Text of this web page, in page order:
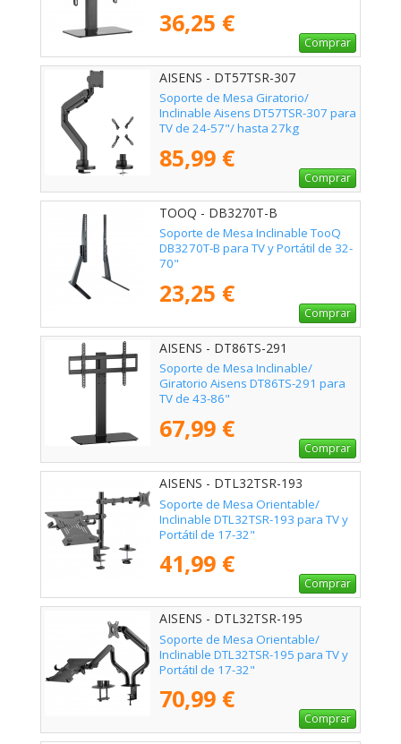
36,25 €
Comprar
AISENS - DT57TSR-307
Soporte de Mesa Giratorio/
Inclinable Aisens DT57TSR-307 para
TV de 24-57"/ hasta 27kg
85,99 €
Comprar
TOOQ - DB3270T-B
Soporte de Mesa Inclinable TooQ
DB3270T-B para TV y Portátil de 32-
70"
23,25 €
Comprar
AISENS - DT86TS-291
Soporte de Mesa Inclinable/
Giratorio Aisens DT86TS-291 para
TV de 43-86"
67,99 €
Comprar
AISENS - DTL32TSR-193
Soporte de Mesa Orientable/
Inclinable DTL32TSR-193 para TV y
Portátil de 17-32"
41,99 €
Comprar
AISENS - DTL32TSR-195
Soporte de Mesa Orientable/
Inclinable DTL32TSR-195 para TV y
Portátil de 17-32"
70,99 €
Comprar